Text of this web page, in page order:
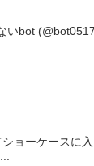
いbot
ョーケースに